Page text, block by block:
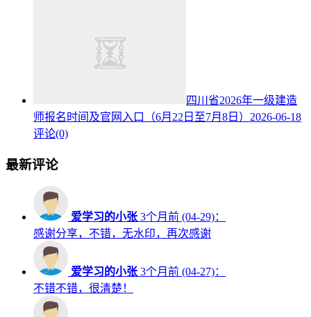
四川省2026年一级建造
师报名时间及官网入口（6月22日至7月8日） 2026-06-18
评论(0)
最新评论
爱学习的小张 3个月前 (04-29)：
感谢分享，不错，无水印，再次感谢
爱学习的小张 3个月前 (04-27)：
不错不错，很清楚！